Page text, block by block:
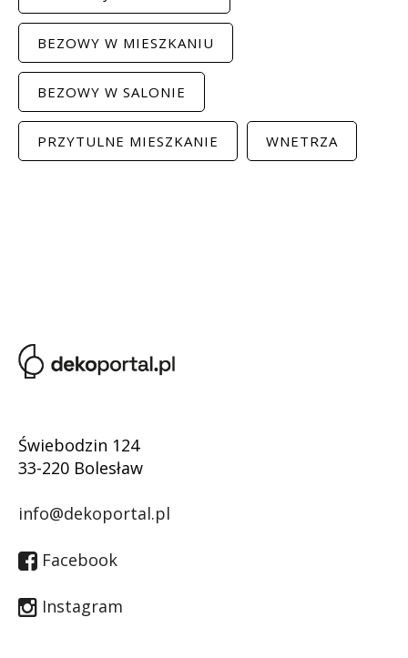
BEZOWY W MIESZKANIU
BEZOWY W SALONIE
PRZYTULNE MIESZKANIE WNETRZA
Świebodzin 124
33-220 Bolesław
info@dekoportal.pl
Facebook
Instagram